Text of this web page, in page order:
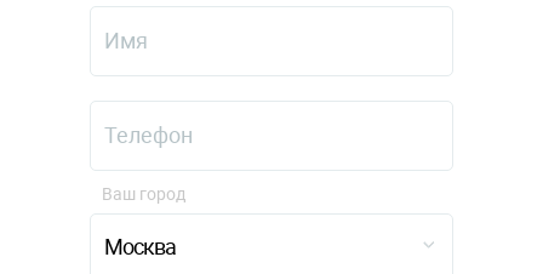
Москва
Ваш город